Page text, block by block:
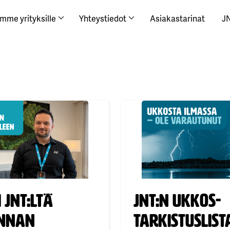
yrityksille Yhteystiedot Asiakastarinat
JNT:n ukkos-
Julkaistu: